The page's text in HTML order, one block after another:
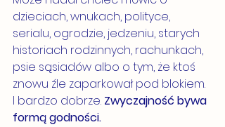
dzieciach, wnukach, polityce,
serialu, ogrodzie, jedzeniu, starych
historiach rodzinnych, rachunkach,
psie sąsiadów albo o tym, że ktoś
znowu źle zaparkował pod blokiem.
I bardzo dobrze. Zwyczajność bywa
formą godności.